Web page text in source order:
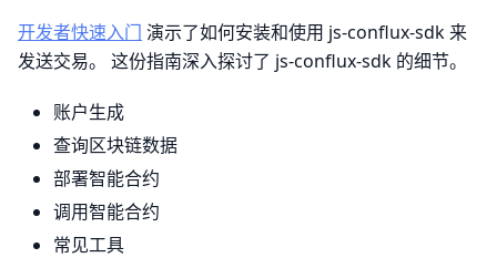
开发者快速入门 演示了如何安装和使用 js-conflux-sdk 来
发送交易。 这份指南深入探讨了 js-conflux-sdk 的细节。
账户生成
查询区块链数据
部署智能合约
调用智能合约
常见工具